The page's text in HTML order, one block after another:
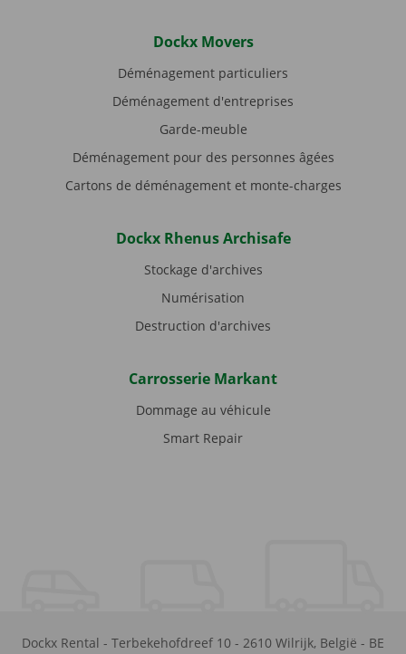
Dockx Movers
Déménagement particuliers
Déménagement d'entreprises
Garde-meuble
Déménagement pour des personnes âgées
Cartons de déménagement et monte-charges
Dockx Rhenus Archisafe
Stockage d'archives
Numérisation
Destruction d'archives
Carrosserie Markant
Dommage au véhicule
Smart Repair
Dockx Rental - Terbekehofdreef 10 - 2610 Wilrijk, België - BE